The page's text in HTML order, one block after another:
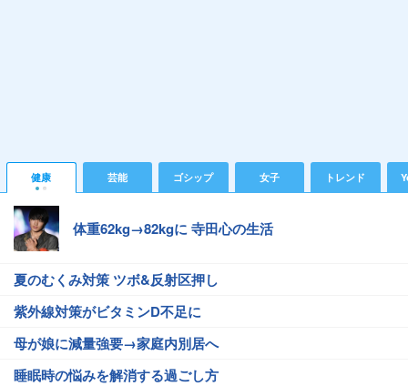
健康 芸能 ゴシップ 女子 トレンド
体重62kg→82kgに 寺田心の生活
夏のむくみ対策 ツボ&反射区押し
紫外線対策がビタミンD不足に
母が娘に減量強要→家庭内別居へ
睡眠時の悩みを解消する過ごし方